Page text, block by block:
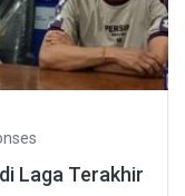
Laga Terakhir